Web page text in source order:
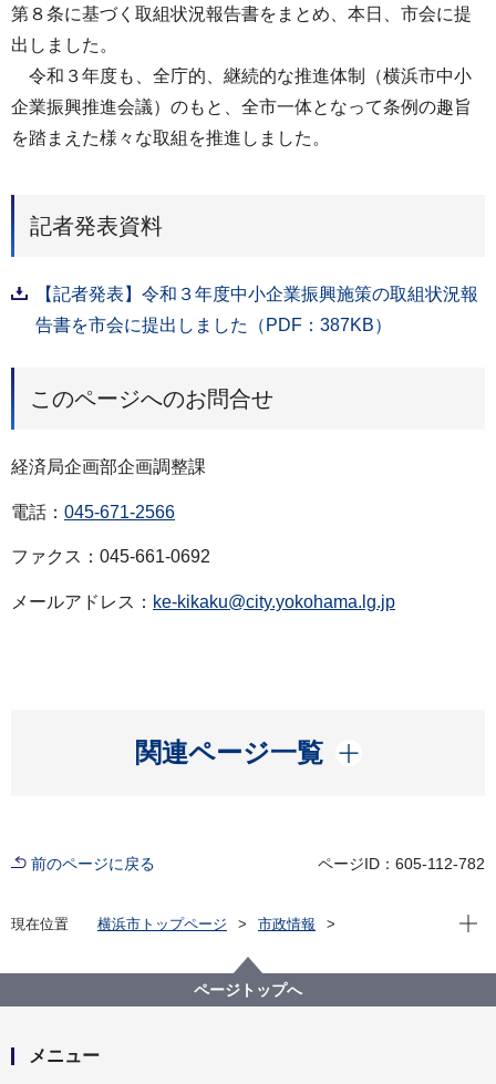
第８条に基づく取組状況報告書をまとめ、本日、市会に提
出しました。
令和３年度も、全庁的、継続的な推進体制（横浜市中小
企業振興推進会議）のもと、全市一体となって条例の趣旨
を踏まえた様々な取組を推進しました。
記者発表資料
【記者発表】令和３年度中小企業振興施策の取組状況報
告書を市会に提出しました（PDF：387KB）
このページへのお問合せ
経済局企画部企画調整課
電話： 045-671-2566
ファクス：045-661-0692
メールアドレス： ke-kikaku@city.yokohama.lg.jp
関連ページ一覧
開く
前のページに戻る ページID：605-112-782
現在位置 横浜市トップページ
市政情報
令和３年度中小企業振興施策の取組状況報告書を市会
に提出しました
現在
ページトップへ
メニュー